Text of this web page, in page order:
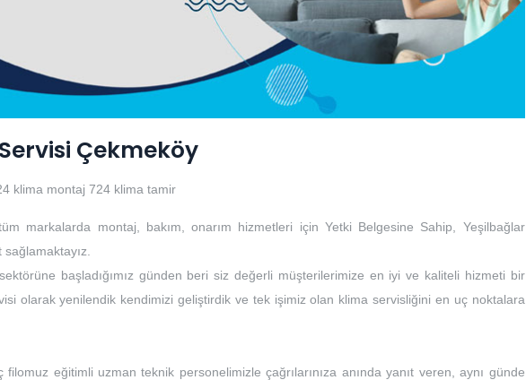
Çekmeköy
klima montaj 724 klima tamir
markalarda montaj, bakım, onarım hizmetleri için Yetki Belgesine Sahip, Yeşilbağlar
başladığımız günden beri siz değerli müşterilerimize en iyi ve kaliteli hizmeti bir
olarak yenilendik kendimizi geliştirdik ve tek işimiz olan klima servisliğini en uç noktalara
eğitimli uzman teknik personelimizle çağrılarınıza anında yanıt veren, aynı günde